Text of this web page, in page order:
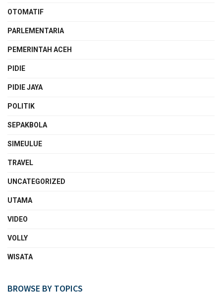
OTOMATIF
PARLEMENTARIA
PEMERINTAH ACEH
PIDIE
PIDIE JAYA
POLITIK
SEPAKBOLA
SIMEULUE
TRAVEL
UNCATEGORIZED
UTAMA
VIDEO
VOLLY
WISATA
BROWSE BY TOPICS